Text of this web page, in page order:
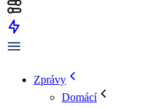
Zprávy
Domácí